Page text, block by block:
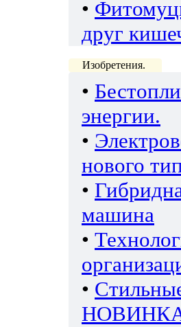
•
друг
Изобретения.
•
энергии.
•
нового
•
машина
•
•